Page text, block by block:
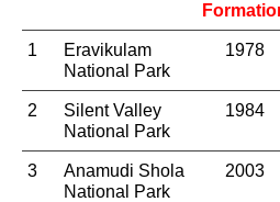
1
Eravikulam
National Park
1978
2
Silent Valley
National Park
1984
3
Anamudi Shola
National Park
2003